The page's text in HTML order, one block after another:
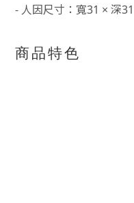
- 人因尺寸：寬31 × 深
商品特色